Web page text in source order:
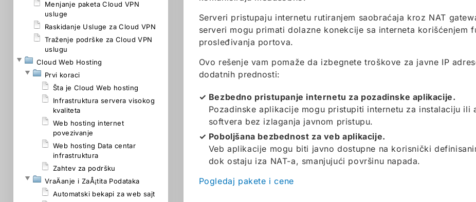
Menjanje paketa Cloud VPN
usluge
Raskidanje Usluge za Cloud VPN
Traženje podrške za Cloud VPN
uslugu
Cloud Web Hosting
Prvi koraci
Šta je Cloud Web hosting
Infrastruktura servera visokog
kvaliteta
Web hosting internet
povezivanje
Web hosting Data centar
infrastruktura
Zahtev za podršku
VraÄanje i ZaÅ¡tita Podataka
Automatski bekapi za web sajt
Serveri pristupaju internetu rutiranjem saobraćaja kroz NAT
serveri mogu primati dolazne konekcije sa interneta korišćenjem
prosleđivanja portova.
Ovo rešenje vam pomaže da izbegnete troškove za javne IP
dodatnih prednosti:
Bezbedno pristupanje internetu za pozadinske aplikacije.
Pozadinske aplikacije mogu pristupiti internetu za instalaciju ili
softvera bez izlaganja javnom pristupu.
Poboljšana bezbednost za veb aplikacije.
Veb aplikacije mogu biti javno dostupne na korisnički
dok ostaju iza NAT-a, smanjujući površinu napada.
Pogledaj pakete i cene